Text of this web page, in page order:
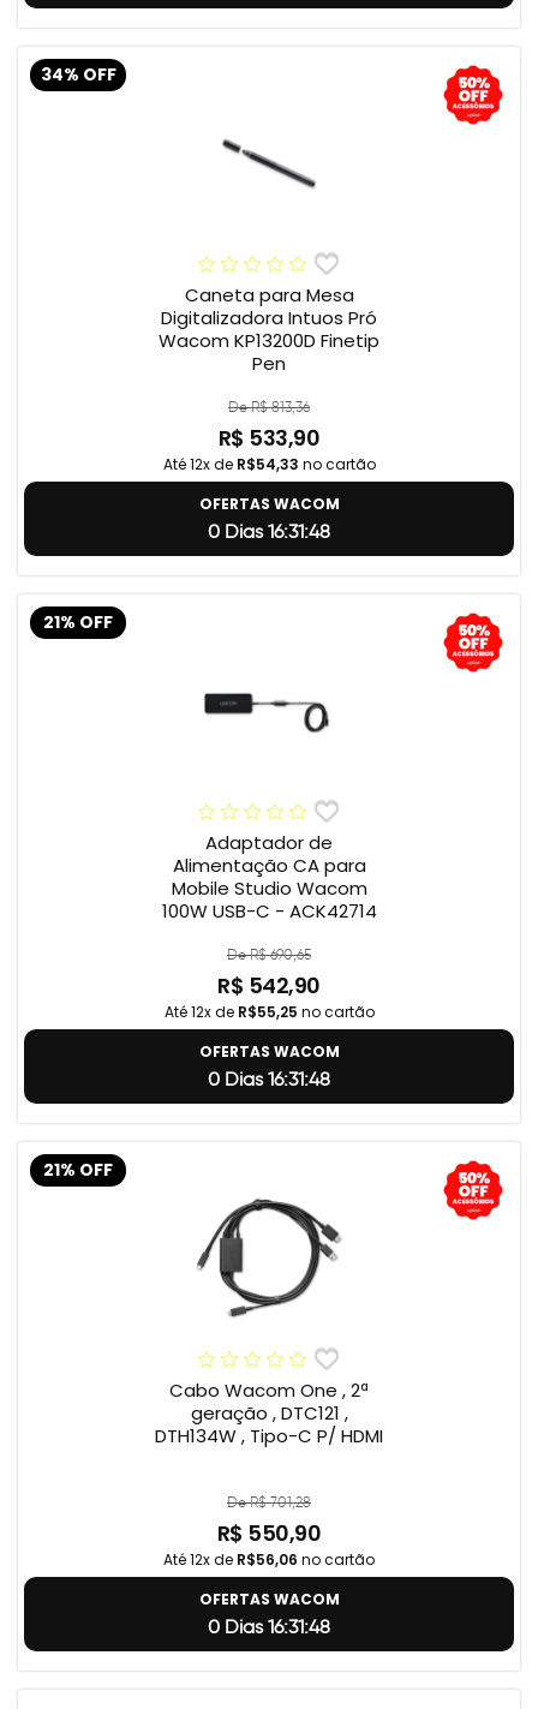
34% OFF
Caneta para Mesa
Digitalizadora Intuos Pró
Wacom KP13200D Finetip
Pen
De R$ 813,36
R$ 533,90
Até 12x de R$54,33 no cartão
OFERTAS WACOM
0 Dias 16:31:47
21% OFF
Adaptador de
Alimentação CA para
Mobile Studio Wacom
100W USB-C - ACK42714
De R$ 690,65
R$ 542,90
Até 12x de R$55,25 no cartão
OFERTAS WACOM
0 Dias 16:31:47
21% OFF
Cabo Wacom One , 2ª
geração , DTC121 ,
DTH134W , Tipo-C P/ HDMI
De R$ 701,28
R$ 550,90
Até 12x de R$56,06 no cartão
OFERTAS WACOM
0 Dias 16:31:47